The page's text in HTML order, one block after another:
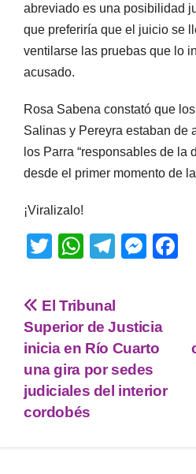
abreviado es una posibilidad
que preferiría que el juicio se
ventilarse las pruebas que lo
acusado.
Rosa Sabena constató que
Salinas y Pereyra estaban de
los Parra “responsables de la
desde el primer momento de
¡Viralizalo!
T
tt
er
W
at
s
A
p
p
T
gr
a
m
M
e
n
g
er
b
El Tribunal
Superior de Justicia
inicia en Río Cuarto
una gira por sedes
judiciales del interior
cordobés